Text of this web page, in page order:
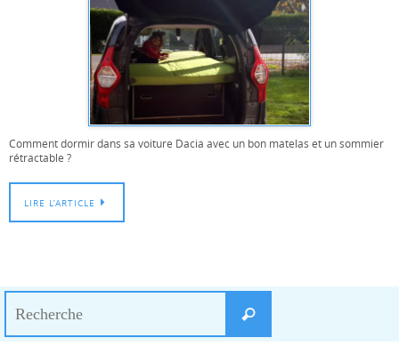
Comment dormir dans sa voiture Dacia avec un bon matelas et un sommier
rétractable ?
LIRE L’ARTICLE
Recherche